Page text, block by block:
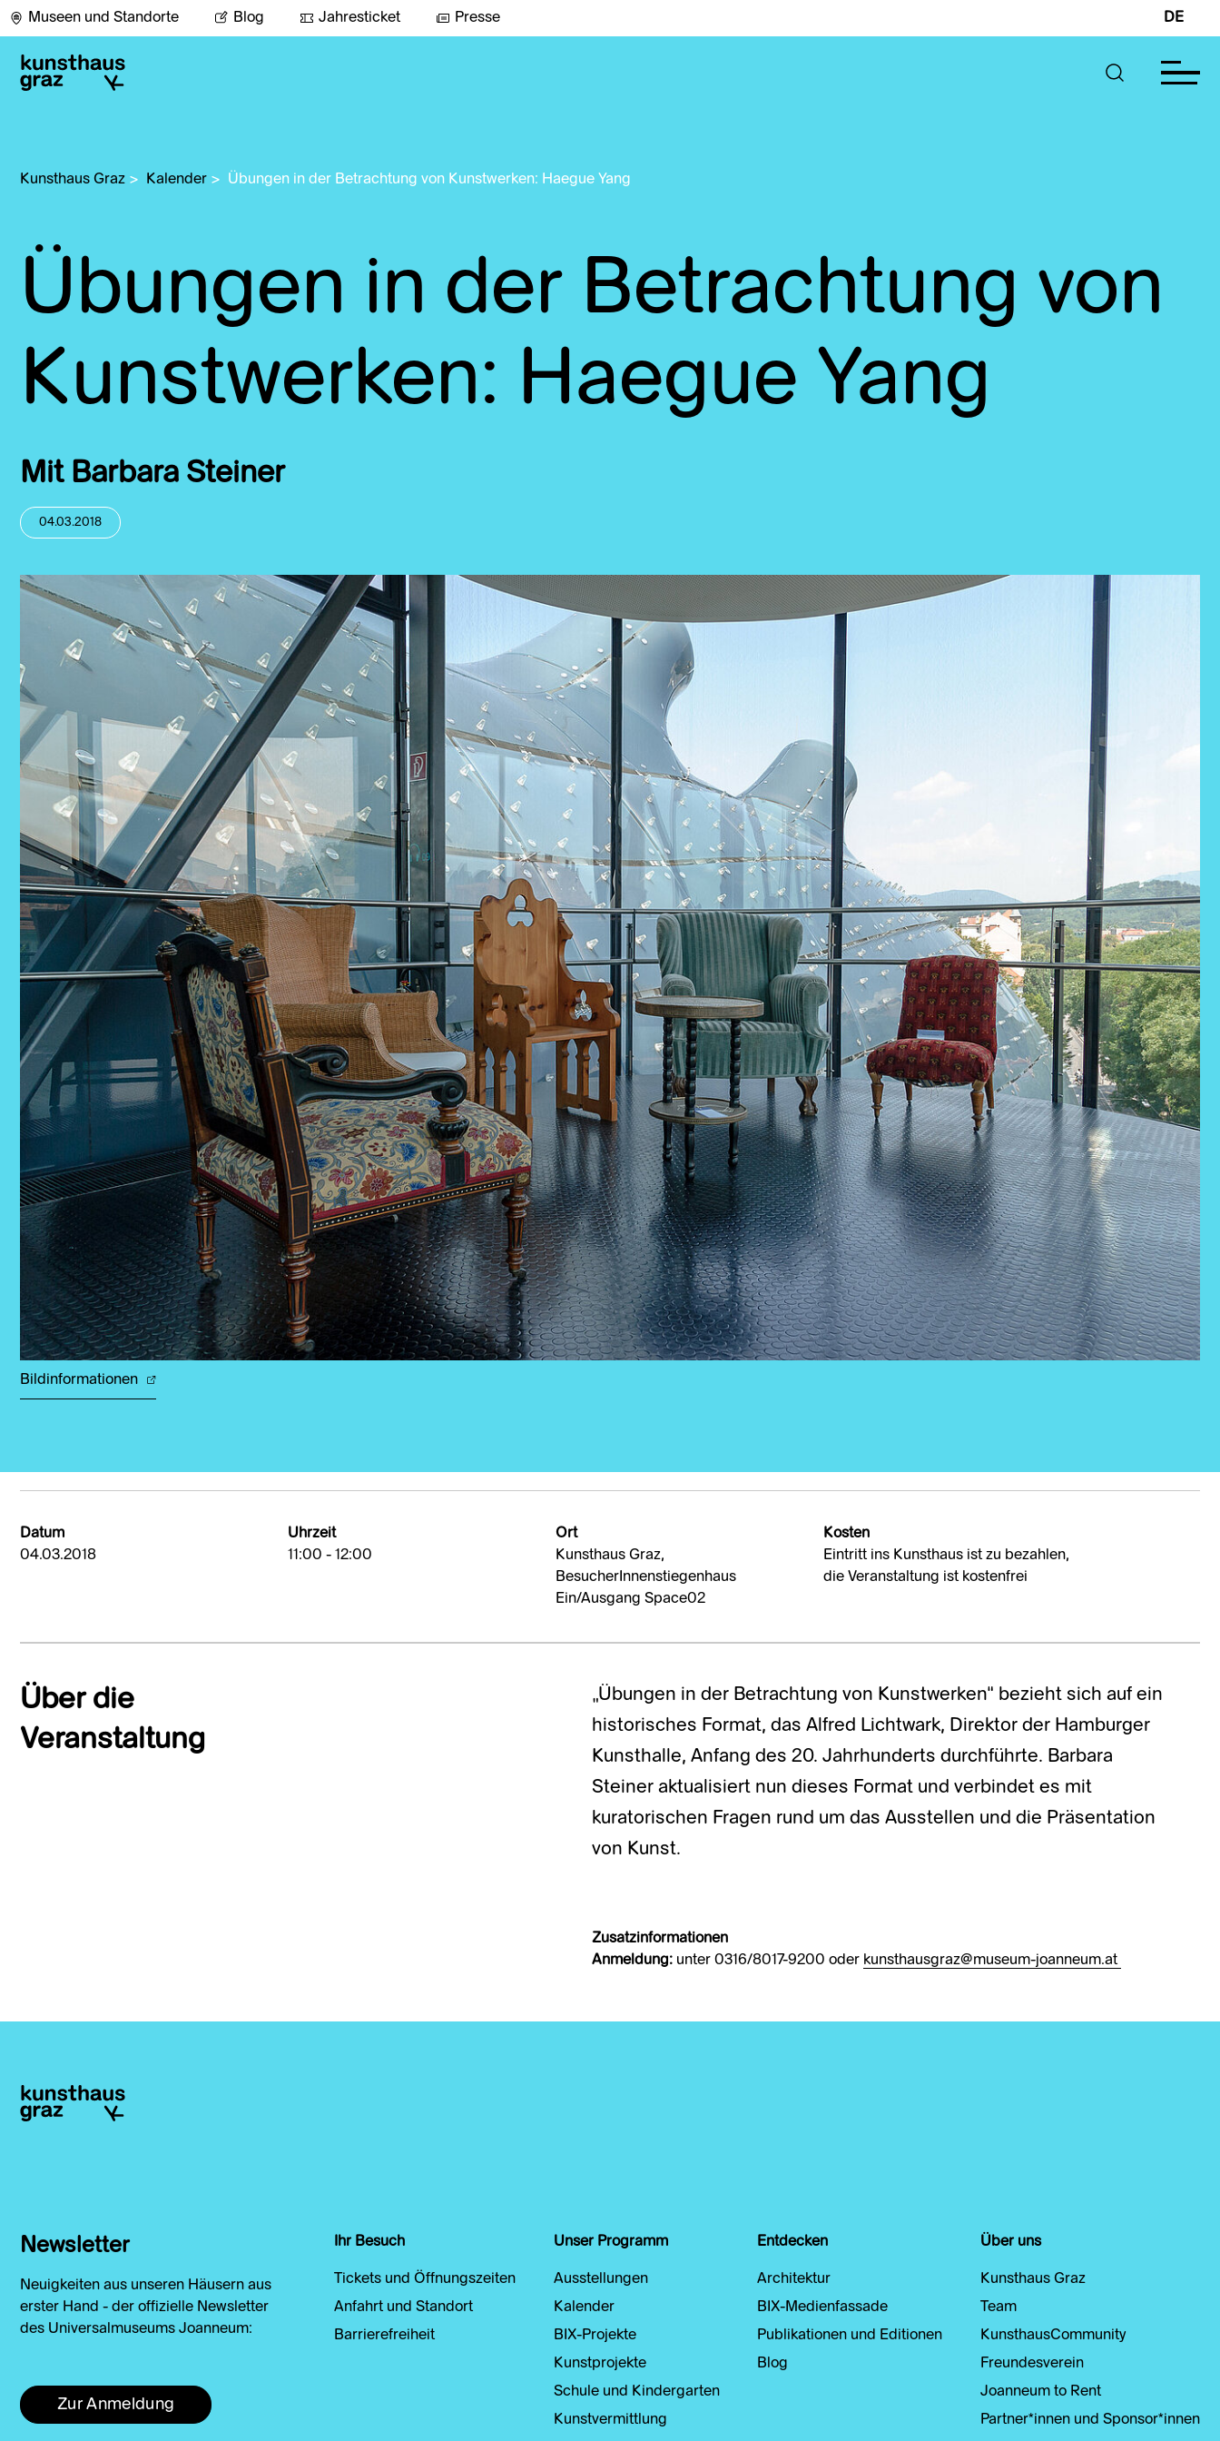
Museen und Standorte Blog Jahresticket Presse DE
Kunsthaus Graz > Kalender > Übungen in der Betrachtung von Kunstwerken: Haegue Yang
Übungen in der Betrachtung von
Kunstwerken: Haegue Yang
Mit Barbara Steiner
04.03.2018
Bildinformationen
Datum
04.03.2018
Uhrzeit
11:00 - 12:00
Ort
Kunsthaus Graz,
BesucherInnenstiegenhaus
Ein/Ausgang Space02
Kosten
Eintritt ins Kunsthaus ist zu bezahlen,
die Veranstaltung ist kostenfrei
Über die
Veranstaltung
„Übungen in der Betrachtung von Kunstwerken“ bezieht sich auf ein
historisches Format, das Alfred Lichtwark, Direktor der Hamburger
Kunsthalle, Anfang des 20. Jahrhunderts durchführte. Barbara
Steiner aktualisiert nun dieses Format und verbindet es mit
kuratorischen Fragen rund um das Ausstellen und die Präsentation
von Kunst.
Zusatzinformationen
Anmeldung: unter 0316/8017-9200 oder kunsthausgraz@museum-joanneum.at
Newsletter
Neuigkeiten aus unseren Häusern aus
erster Hand - der offizielle Newsletter
des Universalmuseums Joanneum:
Zur Anmeldung
Ihr Besuch
Tickets und Öffnungszeiten
Anfahrt und Standort
Barrierefreiheit
Unser Programm
Ausstellungen
Kalender
BIX-Projekte
Kunstprojekte
Schule und Kindergarten
Kunstvermittlung
Entdecken
Architektur
BIX-Medienfassade
Publikationen und Editionen
Blog
Über uns
Kunsthaus Graz
Team
KunsthausCommunity
Freundesverein
Joanneum to Rent
Partner*innen und Sponsor*innen